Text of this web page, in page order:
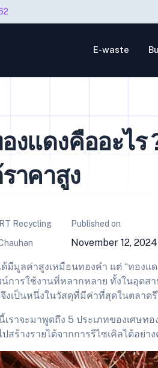
E-waste
งแดงคืออะไร
าคาสูง
Recycling
Published on
November 12, 2024
มีมูลค่าสูงเหมือนทองคำ แต่ “ทองแ
น์การใช้งานที่หลากหลาย ทั้งในอุตส
งเป็นหนึ่งในวัสดุที่มีค่าที่สุดในตลาดรี
ราจะมาพูดถึง 5 ประเภทของเศษท
สร้างรายได้จากการรีไซเคิลได้อย่า